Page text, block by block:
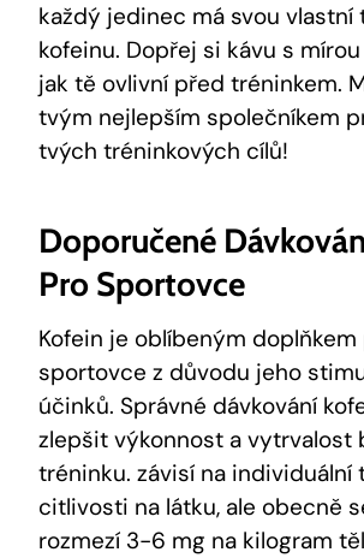
každý jedinec má svou vlastní⁢
‍kofeinu. Dopřej‌ si kávu s
jak tě ovlivní⁤ před tréninkem.
tvým nejlepším společníkem
tvých​ tréninkových cílů!
Doporučené‌
Pro Sportovce
Kofein je oblíbeným‍ doplňkem
sportovce z důvodu jeho
účinků.⁣ Správné‌ dávkování
zlepšit výkonnost a vytrvalost
tréninku.‍ ⁣závisí na ⁢individuální
citlivosti na látku, ale‌ obecně
rozmezí 3-6 mg na kilogram